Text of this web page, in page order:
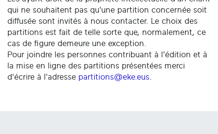
qui ne souhaitent pas qu'une partition concernée soit
diffusée sont invités à nous contacter. Le choix des
partitions est fait de telle sorte que, normalement, ce
cas de figure demeure une exception.
Pour joindre les personnes contribuant à l'édition et à
la mise en ligne des partitions présentées merci
d'écrire à l'adresse partitions@eke.eus